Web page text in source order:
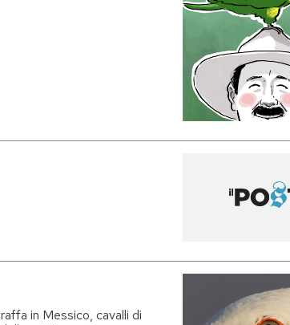
in Messico, cavalli di